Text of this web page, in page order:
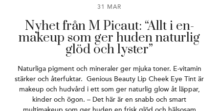
31 MAR
Nyhet från M Picaut: “Allt i en-
makeup som ger huden naturlig
glöd och lyster”
Naturliga pigment och mineraler ger mjuka toner. E-vitamin
stärker och återfuktar. Genious Beauty Lip Cheek Eye Tint är
makeup och hudvård i ett som ger naturlig glow åt läppar,
kinder och ögon. – Det här är en snabb och smart